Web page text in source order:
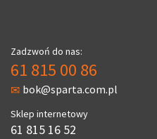
Zadzwoń do nas:
61 815 00 86
bok@sparta.com.pl
Sklep internetowy
61 815 16 52